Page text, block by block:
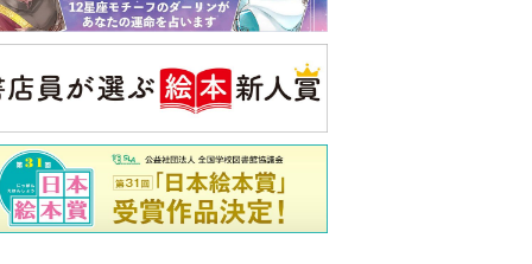
婚約者がBL愛好家でした
公論新社の本
もうじきたべられるぼく
はせがわゆうじ 作
詳しくみる
フォメーション